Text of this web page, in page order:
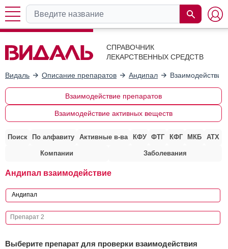
СПРАВОЧНИК
ЛЕКАРСТВЕННЫХ СРЕДСТВ
Видаль Описание препаратов Андипал
Взаимодействие препаратов
Взаимодействие активных веществ
Поиск По алфавиту Активные в-ва КФУ ФТГ КФГ МКБ АТХ
Компании Заболевания
Андипал взаимодействие
Выберите препарат для проверки взаимодействия